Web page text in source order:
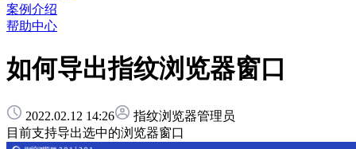
案例介绍
帮助中心
如何导出指纹浏览器窗口
2022.02.12 14:26
指纹浏览器管理员
目前支持导出选中的浏览器窗口